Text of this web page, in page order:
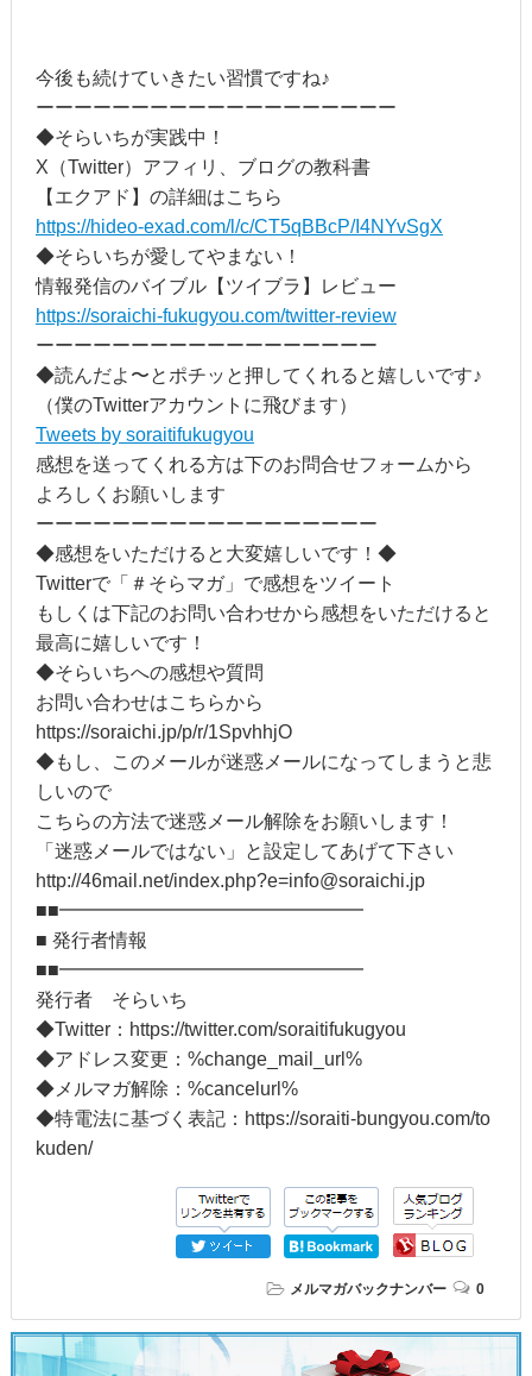
今後も続けていきたい習慣ですね♪
ーーーーーーーーーーーーーーーーーーー
◆そらいちが実践中！
X（Twitter）アフィリ、ブログの教科書
【エクアド】の詳細はこちら
https://hideo-exad.com/l/c/CT5qBBcP/I4NYvSgX
◆そらいちが愛してやまない！
情報発信のバイブル【ツイブラ】レビュー
https://soraichi-fukugyou.com/twitter-review
ーーーーーーーーーーーーーーーーーー
◆読んだよ〜とポチッと押してくれると嬉しいです♪
（僕のTwitterアカウントに飛びます）
Tweets by soraitifukugyou
感想を送ってくれる方は下のお問合せフォームから
よろしくお願いします
ーーーーーーーーーーーーーーーーーー
◆感想をいただけると大変嬉しいです！◆
Twitterで「＃そらマガ」で感想をツイート
もしくは下記のお問い合わせから感想をいただけると
最高に嬉しいです！
◆そらいちへの感想や質問
お問い合わせはこちらから
https://soraichi.jp/p/r/1SpvhhjO
◆もし、このメールが迷惑メールになってしまうと悲
しいので
こちらの方法で迷惑メール解除をお願いします！
「迷惑メールではない」と設定してあげて下さい
http://46mail.net/index.php?e=info@soraichi.jp
■■━━━━━━━━━━━━━━━━
■ 発行者情報
■■━━━━━━━━━━━━━━━━
発行者 そらいち
◆Twitter：https://twitter.com/soraitifukugyou
◆アドレス変更：%change_mail_url%
◆メルマガ解除：%cancelurl%
◆特電法に基づく表記：https://soraiti-bungyou.com/to
kuden/
メルマガバックナンバー 0